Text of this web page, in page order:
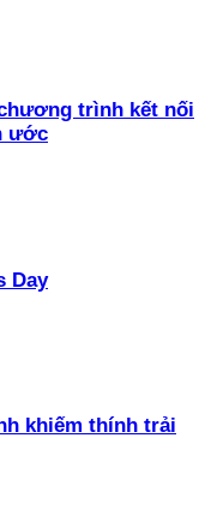
trình kết nối
ước
Day
khiếm thính trải